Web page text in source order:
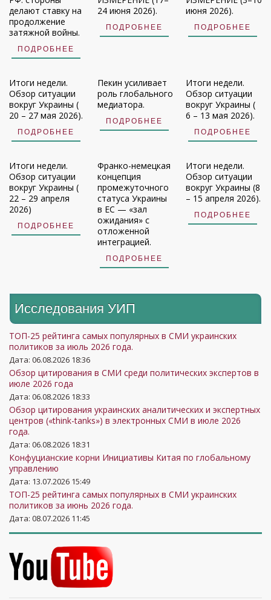
делают ставку на
продолжение
затяжной войны.
ПОДРОБНЕЕ
24 июня 2026).
ПОДРОБНЕЕ
июня 2026).
ПОДРОБНЕЕ
Итоги недели.
Обзор ситуации
вокруг Украины (
20 – 27 мая 2026).
ПОДРОБНЕЕ
Пекин усиливает
роль глобального
медиатора.
ПОДРОБНЕЕ
Итоги недели.
Обзор ситуации
вокруг Украины (
6 – 13 мая 2026).
ПОДРОБНЕЕ
Итоги недели.
Обзор ситуации
вокруг Украины (
22 – 29 апреля
2026)
ПОДРОБНЕЕ
Франко-немецкая
концепция
промежуточного
статуса Украины
в ЕС — «зал
ожидания» с
отложенной
интеграцией.
ПОДРОБНЕЕ
Итоги недели.
Обзор ситуации
вокруг Украины (8
– 15 апреля 2026).
ПОДРОБНЕЕ
Исследования УИП
ТОП-25 рейтинга самых популярных в СМИ украинских
политиков за июль 2026 года.
Дата: 06.08.2026 18:36
Обзор цитирования в СМИ среди политических экспертов в
июле 2026 года
Дата: 06.08.2026 18:33
Обзор цитирования украинских аналитических и экспертных
центров («think-tanks») в электронных СМИ в июле 2026
года.
Дата: 06.08.2026 18:31
Конфуцианские корни Инициативы Китая по глобальному
управлению
Дата: 13.07.2026 15:49
ТОП-25 рейтинга самых популярных в СМИ украинских
политиков за июнь 2026 года.
Дата: 08.07.2026 11:45